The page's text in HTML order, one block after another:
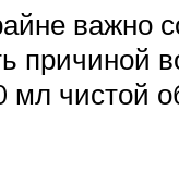
важно
причиной
мл чистой